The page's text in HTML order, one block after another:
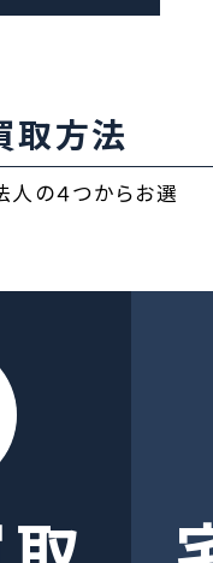
取方法
人の４つからお選